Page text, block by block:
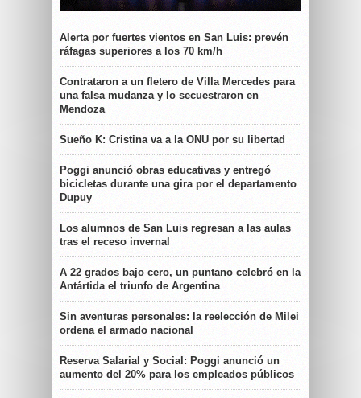
Alerta por fuertes vientos en San Luis: prevén
ráfagas superiores a los 70 km/h
Contrataron a un fletero de Villa Mercedes para
una falsa mudanza y lo secuestraron en
Mendoza
Sueño K: Cristina va a la ONU por su libertad
Poggi anunció obras educativas y entregó
bicicletas durante una gira por el departamento
Dupuy
Los alumnos de San Luis regresan a las aulas
tras el receso invernal
A 22 grados bajo cero, un puntano celebró en la
Antártida el triunfo de Argentina
Sin aventuras personales: la reelección de Milei
ordena el armado nacional
Reserva Salarial y Social: Poggi anunció un
aumento del 20% para los empleados públicos